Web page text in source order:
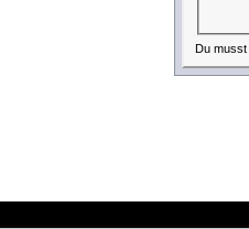
Du musst